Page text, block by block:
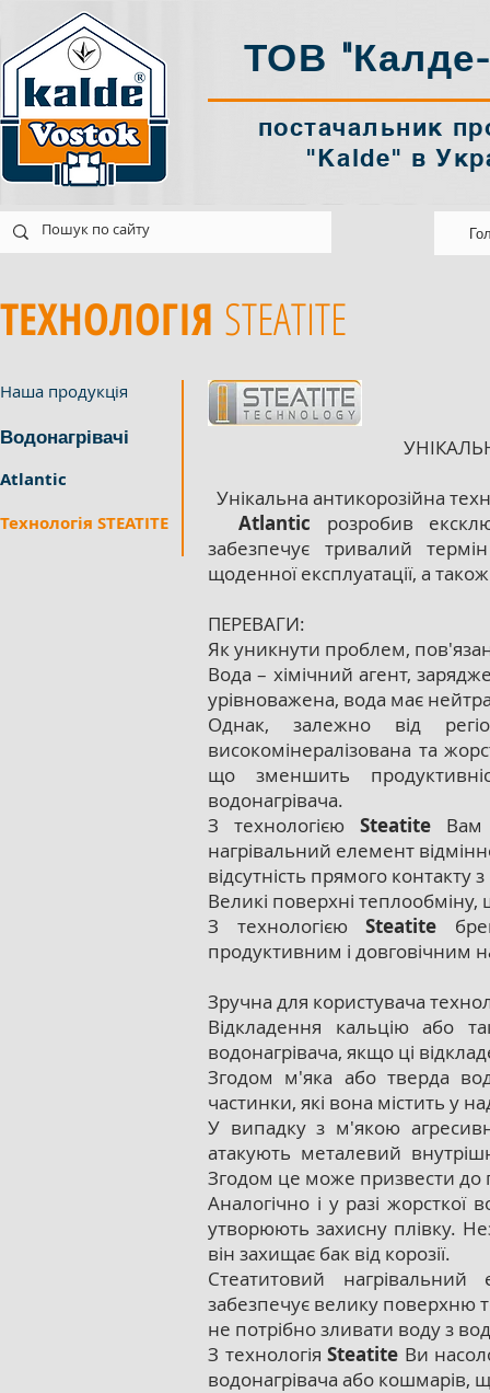
ТОВ
постачальник
"Kalde" в
Україна Харків
ТЕХНОЛОГІЯ STEATITE
Наша продукція
Водонагрівачі
Atlantic
Технологія STEATITE
Унікальна антикорозійна
Atlantic розробив
забезпечує тривалий
щоденної експлуатації, а
ПЕРЕВАГИ:
Як уникнути проблем,
Вода – хімічний агент,
урівноважена, вода має
Однак, залежно від
високомінералізована та
що зменшить
водонагрівача.
З технологією Steatite Вам
нагрівальний елемент
відсутність прямого контакту
Великі поверхні теплообміну,
З технологією Steatite
продуктивним і довговічним
Зручна для користувача
Відкладення кальцію або
водонагрівача, якщо ці
Згодом м'яка або тверда
частинки, які вона містить у
У випадку з м'якою
атакують металевий
Згодом це може призвести до
Аналогічно і у разі жорсткої
утворюють захисну плівку.
він захищає бак від корозії.
Стеатитовий
забезпечує велику поверхню
не потрібно зливати воду з
З технологіяSteatite Ви
водонагрівача або кошмарів,